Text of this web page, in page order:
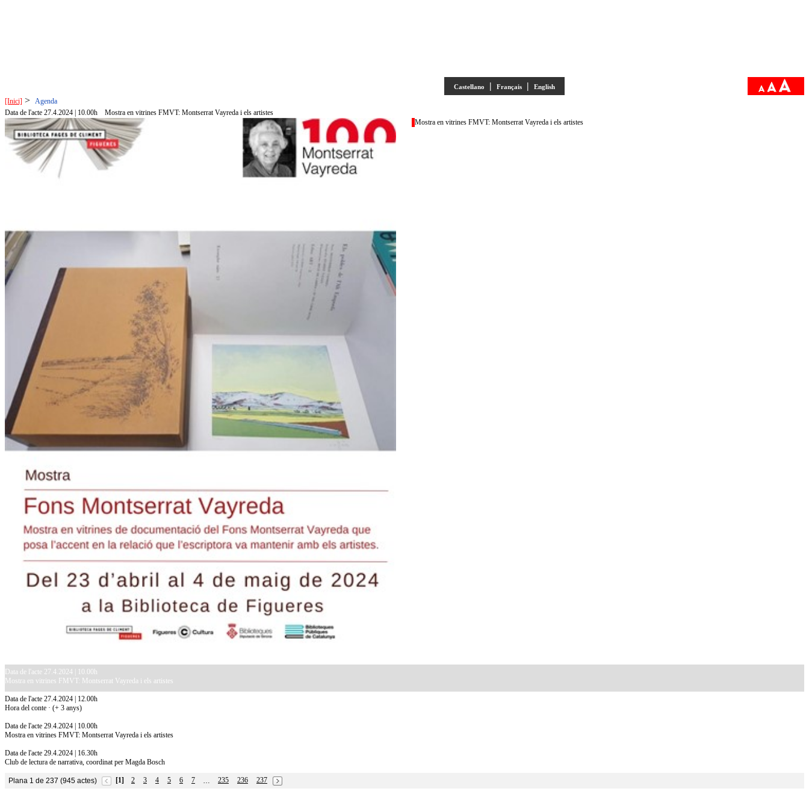
Castellano | Français | English
[Inici] > Agenda
Data de l'acte 27.4.2024 | 10.00h
Mostra en vitrines FMVT: Montserrat Vayreda i els artistes
Mostra en vitrines FMVT: Montserrat Vayreda i els artistes
Data de l'acte 27.4.2024 | 10.00h
Mostra en vitrines FMVT: Montserrat Vayreda i els artistes
Data de l'acte 27.4.2024 | 12.00h
Hora del conte · (+ 3 anys)
Data de l'acte 29.4.2024 | 10.00h
Mostra en vitrines FMVT: Montserrat Vayreda i els artistes
Data de l'acte 29.4.2024 | 16.30h
Club de lectura de narrativa, coordinat per Magda Bosch
Plana 1 de 237 (945 actes) [1] 2 3 4 5 6 7 … 235 236
237